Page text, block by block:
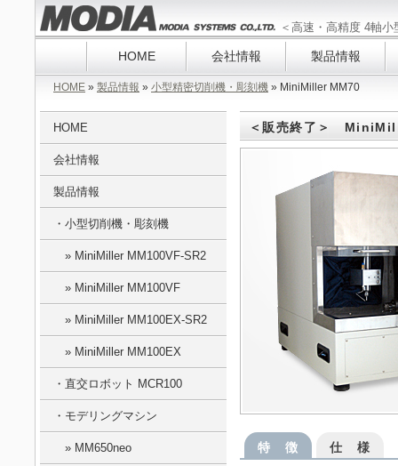
＜高速・高精度 4軸
HOME 会社情報 製品情報
HOME » 製品情報 » 小型精密切削機・彫刻機 » MiniMiller MM70
HOME
会社情報
製品情報
・小型切削機・彫刻機
» MiniMiller MM100VF-SR2
» MiniMiller MM100VF
» MiniMiller MM100EX-SR2
» MiniMiller MM100EX
・直交ロボット MCR100
・モデリングマシン
» MM650neo
＜販売終了＞
特 徴 仕 様